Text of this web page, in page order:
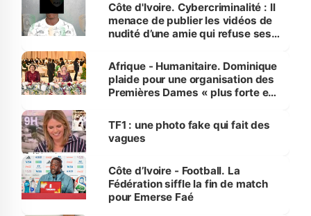
Côte d'Ivoire. Cybercriminalité : Il
menace de publier les vidéos de
nudité d’une amie qui refuse ses
Afrique - Humanitaire. Dominique
plaide pour une organisation des
Premières Dames « plus forte et
sur la scène internationale »
TF1 : une photo fake qui fait des
vagues
Côte d’Ivoire - Football. La
Fédération siffle la fin de match
pour Emerse Faé